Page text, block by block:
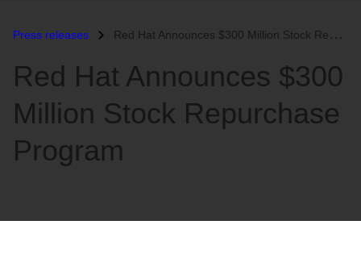
Press releases Red Hat Announces $300 Million Stock Repurchase Program...
Red Hat Announces $300
Million Stock Repurchase
Program